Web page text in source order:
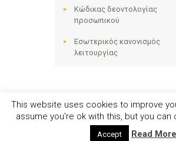
Κώδικας δεοντολογίας
προσωπικού
Εσωτερικός κανονισμός
λειτουργίας
Ηλιακτίδα ΑΜΚΕ © 2024 - All Right Reserved
Αριθμός Γ.Ε.ΜΗ. 141258642000
This website uses cookies to improve
assume you're ok with this, but you can
Accept Read More